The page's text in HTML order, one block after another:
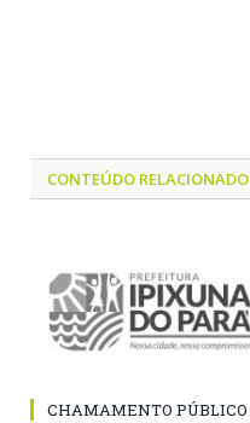
CONTEÚDO RELACIONADO
CHAMAMENTO PÚBLICO